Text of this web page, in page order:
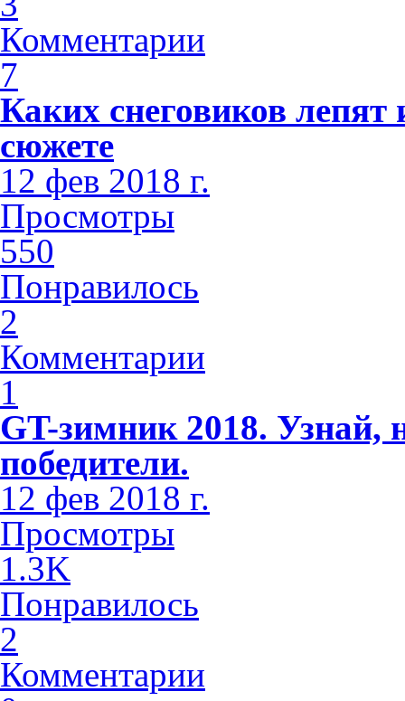
Комментарии
7
Каких снеговиков
сюжете
12 фев 2018 г.
Просмотры
550
Понравилось
2
Комментарии
1
GT-зимник 2018. Узнай,
победители.
12 фев 2018 г.
Просмотры
1.3K
Понравилось
2
Комментарии